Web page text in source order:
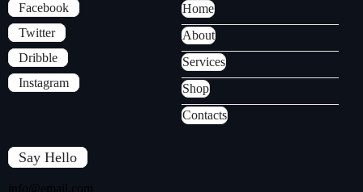
Facebook
Twitter
Dribble
Instagram
Home
About
Services
Shop
Contacts
Say Hello
info@email.com